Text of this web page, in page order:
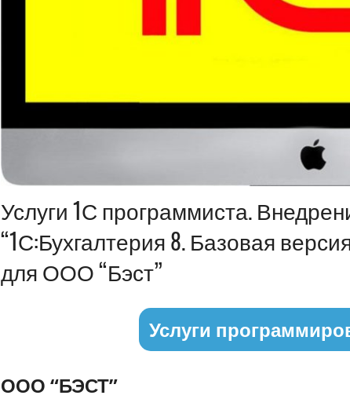
Информация
Услуги 1С программиста.
“1С:Бухгалтерия 8. Базовая
для ООО “Бэст”
Услуги
ООО “БЭСТ”